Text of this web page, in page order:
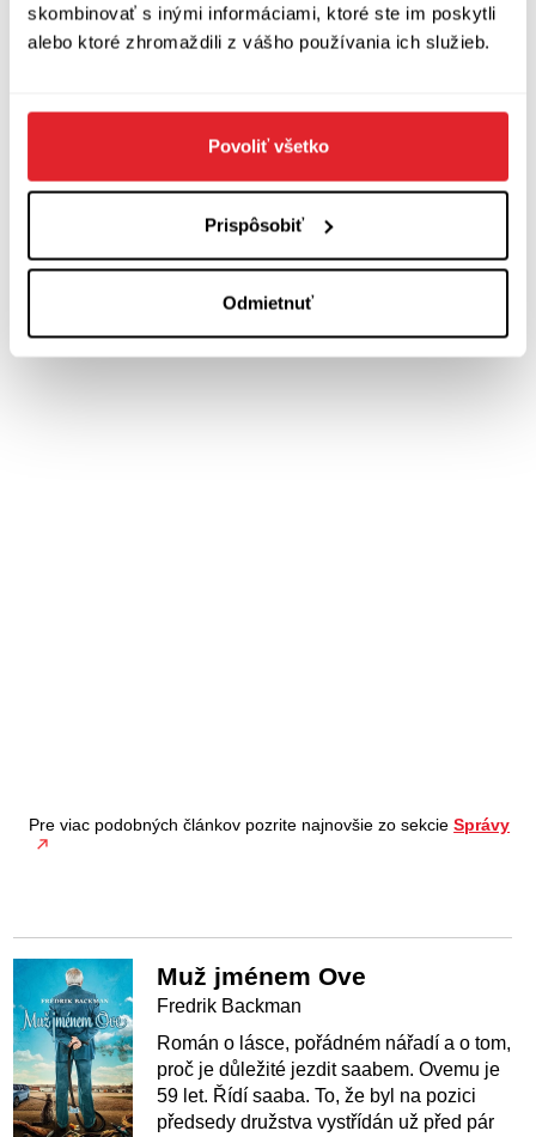
skombinovať s inými informáciami, ktoré ste im poskytli
alebo ktoré zhromaždili z vášho používania ich služieb.
Povoliť všetko
Prispôsobiť
Odmietnuť
Pre viac podobných článkov pozrite najnovšie zo sekcieSprávy
Muž jménem Ove
Fredrik Backman
Román o lásce, pořádném nářadí a o tom,
proč je důležité jezdit saabem. Ovemu je
59 let. Řídí saaba. To, že byl na pozici
předsedy družstva vystřídán už před pár